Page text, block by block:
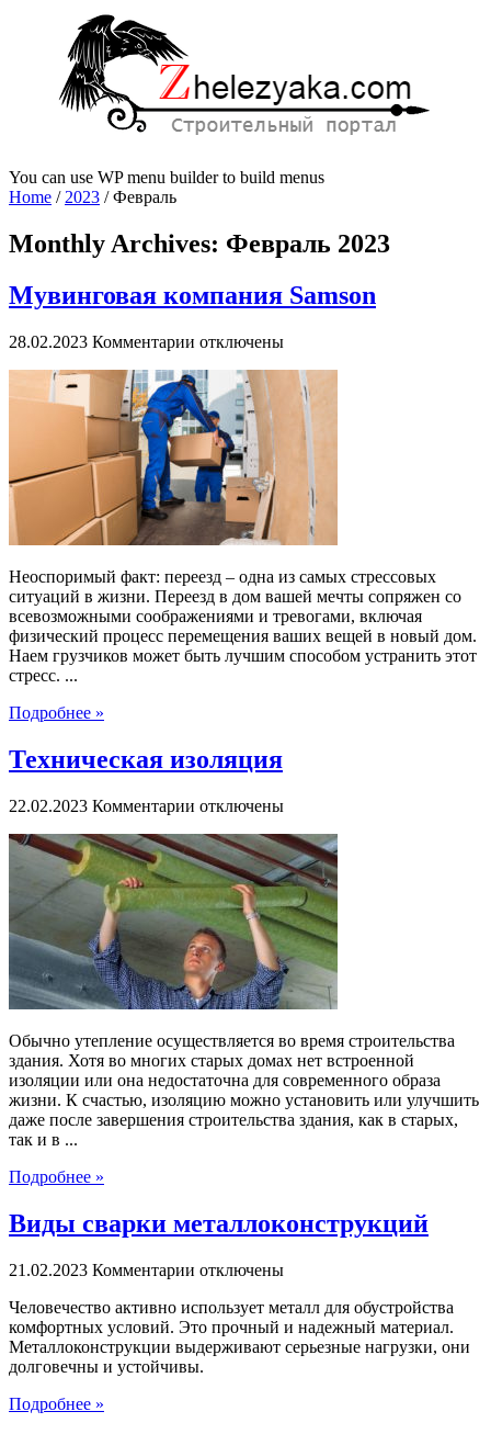
You can use WP menu builder to build menus
Home /2023 /Февраль
Monthly Archives: Февраль 2023
Мувинговая компания Samson
28.02.2023 Комментарии к
Мувинговая
компания
Samson
отключены
Неоспоримый факт: переезд – одна из самых стрессовых
ситуаций в жизни. Переезд в дом вашей мечты сопряжен со
всевозможными соображениями и тревогами, включая
физический процесс перемещения ваших вещей в новый дом.
Наем грузчиков может быть лучшим способом устранить этот
стресс. ...
Подробнее »
Техническая изоляция
22.02.2023 Комментарии к
Техническая
изоляция
отключены
Обычно утепление осуществляется во время строительства
здания. Хотя во многих старых домах нет встроенной
изоляции или она недостаточна для современного образа
жизни. К счастью, изоляцию можно установить или улучшить
даже после завершения строительства здания, как в старых,
так и в ...
Подробнее »
Виды сварки металлоконструкций
21.02.2023 Комментарии к
Виды
сварки
металлоконструкций
отключены
Человечество активно использует металл для обустройства
комфортных условий. Это прочный и надежный материал.
Металлоконструкции выдерживают серьезные нагрузки, они
долговечны и устойчивы.
Подробнее »